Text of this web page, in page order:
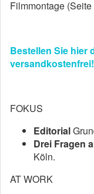
Filmmontage (Seite
Bestellen Sie hier
versandkostenfrei!
FOKUS
Editorial
Drei Fragen
Köln.
AT WORK